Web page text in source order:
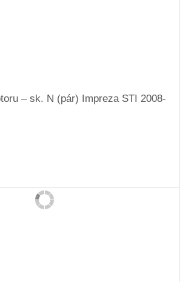
– sk. N (pár) Impreza STI 2008-